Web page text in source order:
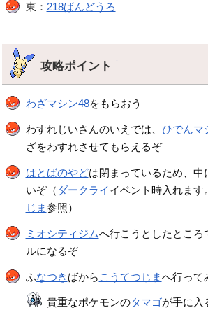
東： 218ばんどうろ
攻略ポイント†
わざマシン48をもらおう
わすれじいさんのいえでは、 ひでんマ
ざをわすれさせてもらえるぞ
はとばのやどは閉まっているため、中
いぞ（ ダークライイベント時入れます
じま参照）
ミオシティジムへ行こうとしたところ
ルになるぞ
ふなつき ばから こうてつじまへ行って
貴重なポケモンのタマゴが手に入